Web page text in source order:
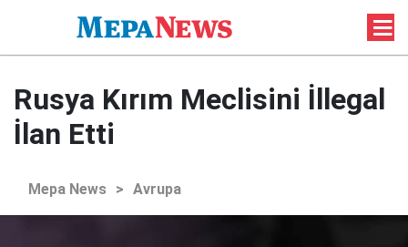
Rusya Kırım Meclisini İllegal
İlan Etti
Mepa News > Avrupa